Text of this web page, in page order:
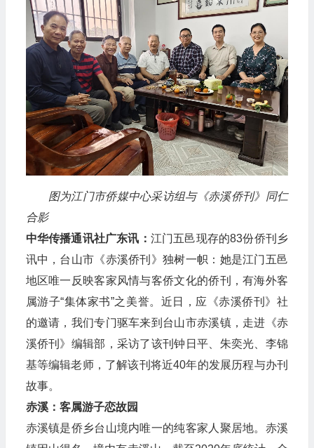
图为江门市侨媒中心采访组与《赤溪侨刊》同仁
合影
中华传播通讯社广东讯： 江门五邑现存的83份侨刊乡
讯中，台山市《赤溪侨刊》独树一帜：她是江门五邑
地区唯一反映客家风情与客侨文化的侨刊，有海外客
属游子“集体家书”之美誉。近日，应《赤溪侨刊》社
的邀请，我们专门驱车来到台山市赤溪镇，走进《赤
溪侨刊》编辑部，采访了该刊钟日平、朱奕光、李锦
基等编辑老师，了解该刊将近40年的发展历程与办刊
故事。
赤溪：客属游子恋故园
赤溪镇是侨乡台山境内唯一的纯客家人聚居地。赤溪